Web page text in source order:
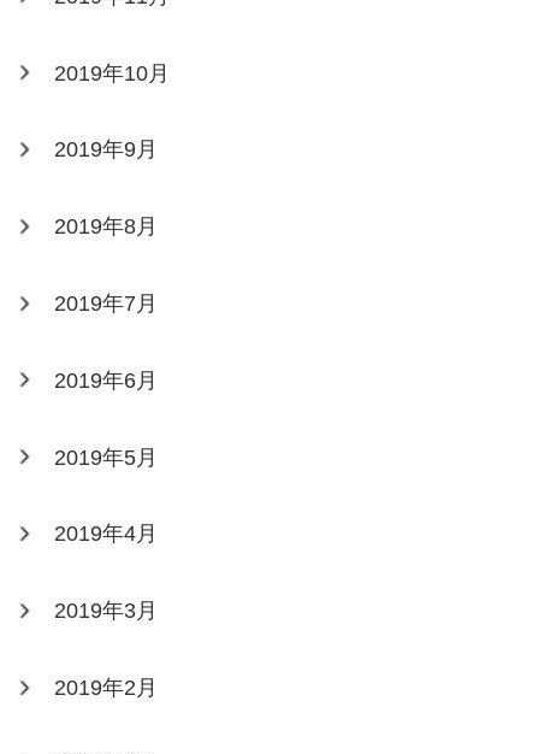
2019年10月
2019年9月
2019年8月
2019年7月
2019年6月
2019年5月
2019年4月
2019年3月
2019年2月